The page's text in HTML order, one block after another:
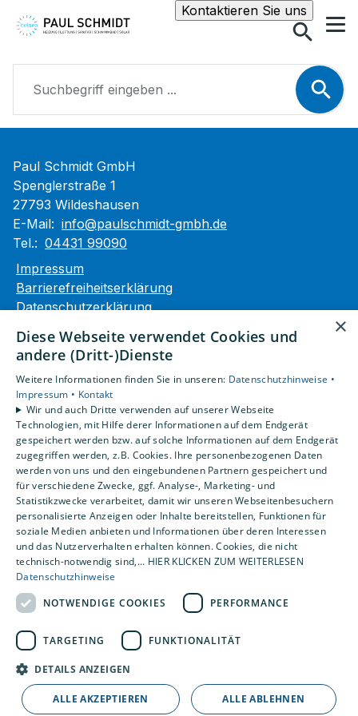
Kontaktieren Sie unsSuche
Paul Schmidt GmbH
Spenglerstraße 1
27793 Wildeshausen
E-Mail: info@paulschmidt-gmbh.de
Tel.: 04431 99090
Impressum
Barrierefreiheitserklärung
Datenschutzerklärung
Unsere Bereiche
Privatkunden
Gewerbekunden
Karriere
Unternehmen
Kontakt
×
Diese Webseite verwendet Cookies und
andere (Dritt-)Dienste
Weitere Informationen finden Sie in unseren: Datenschutzhinweise •
Impressum • Kontakt
Wir und auch Dritte verwenden auf unserer Webseite
Technologien, mit Hilfe derer Informationen auf dem Endgerät
gespeichert werden bzw. auf solche Informationen auf dem Endgerät
zugegriffen werden, z.B. Cookies. Ihre personenbezogenen Daten
werden von uns und den eingebundenen Partnern gespeichert und
für verschiedene Zwecke, ggf. Analyse-, Marketing- und
Statistikzwecke verarbeitet, damit wir unseren Webseitenbesuchern
personalisierte Anzeigen oder Inhalte bereitstellen, Funktionen für
soziale Medien anbieten und Informationen über deren Interessen
und das Nutzerverhalten erhalten können. Cookies, die nicht
technisch-notwendig sind,... HIER KLICKEN ZUM WEITERLESEN
Datenschutzhinweise
NOTWENDIGE COOKIES
PERFORMANCE
TARGETING FUNKTIONALITÄT
DETAILS ANZEIGEN
ALLE AKZEPTIEREN ALLE ABLEHNEN